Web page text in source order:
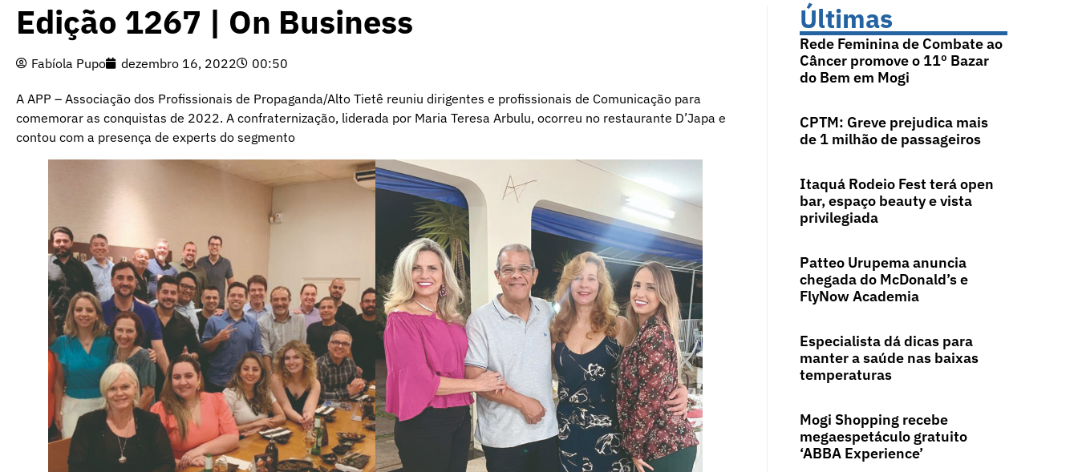
Edição 1267 | On Business
Fabíola Pupo dezembro 16, 2022 00:50
A APP – Associação dos Profissionais de Propaganda/Alto Tietê reuniu dirigentes e profissionais de Comunicação para
comemorar as conquistas de 2022. A confraternização, liderada por Maria Teresa Arbulu, ocorreu no restaurante D’Japa e
contou com a presença de experts do segmento
Últimas
Rede Feminina de Combate ao
Câncer promove o 11º Bazar
do Bem em Mogi
CPTM: Greve prejudica mais
de 1 milhão de passageiros
Itaquá Rodeio Fest terá open
bar, espaço beauty e vista
privilegiada
Patteo Urupema anuncia
chegada do McDonald’s e
FlyNow Academia
Especialista dá dicas para
manter a saúde nas baixas
temperaturas
Mogi Shopping recebe
megaespetáculo gratuito
‘ABBA Experience’